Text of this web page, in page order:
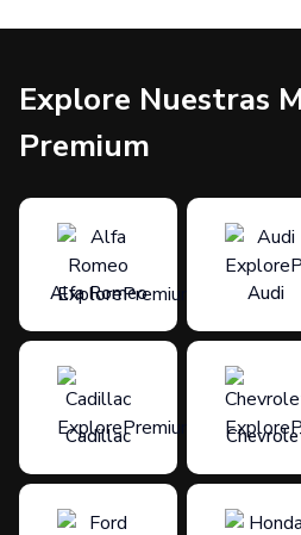
Explore Nuestras
Premium
Alfa Romeo Audi
Cadillac